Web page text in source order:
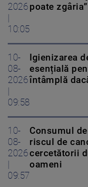
2026
10:05
poate zgâria”
10-
08-
2026
09:58
Igienizarea
esențială
întâmplă
10-
08-
2026
09:57
Consumul
riscul de
cercetătorii
oameni